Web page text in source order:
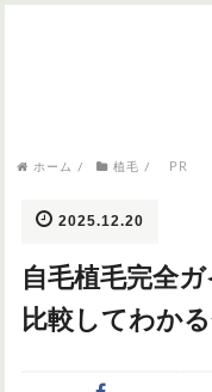
ホーム / 植毛 / PR
2025.12.20
自毛植毛完全
比較してわか
気になるワードから
症状・悩みから